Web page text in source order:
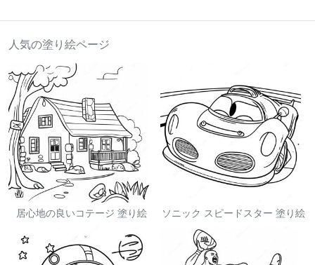
人気の塗り絵ページ
居心地の良いコテージ 塗り絵 ソニック スピードスター 塗り絵